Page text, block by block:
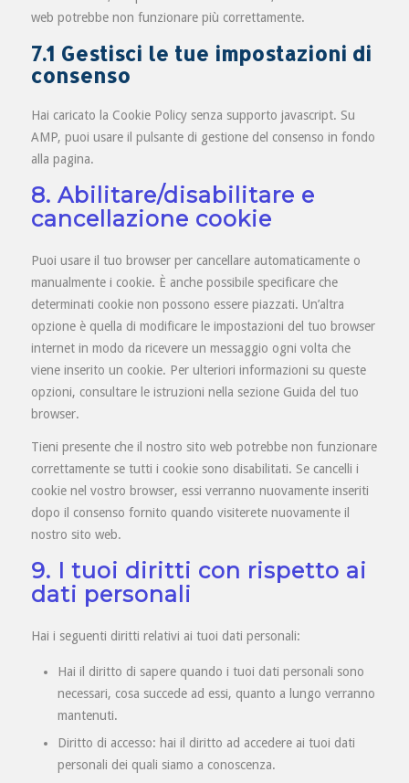
web potrebbe non funzionare più correttamente.
7.1 Gestisci le tue impostazioni di
consenso
Hai caricato la Cookie Policy senza supporto javascript. Su
AMP, puoi usare il pulsante di gestione del consenso in fondo
alla pagina.
8. Abilitare/disabilitare e
cancellazione cookie
Puoi usare il tuo browser per cancellare automaticamente o
manualmente i cookie. È anche possibile specificare che
determinati cookie non possono essere piazzati. Un’altra
opzione è quella di modificare le impostazioni del tuo browser
internet in modo da ricevere un messaggio ogni volta che
viene inserito un cookie. Per ulteriori informazioni su queste
opzioni, consultare le istruzioni nella sezione Guida del tuo
browser.
Tieni presente che il nostro sito web potrebbe non funzionare
correttamente se tutti i cookie sono disabilitati. Se cancelli i
cookie nel vostro browser, essi verranno nuovamente inseriti
dopo il consenso fornito quando visiterete nuovamente il
nostro sito web.
9. I tuoi diritti con rispetto ai
dati personali
Hai i seguenti diritti relativi ai tuoi dati personali:
Hai il diritto di sapere quando i tuoi dati personali sono
necessari, cosa succede ad essi, quanto a lungo verranno
mantenuti.
Diritto di accesso: hai il diritto ad accedere ai tuoi dati
personali dei quali siamo a conoscenza.